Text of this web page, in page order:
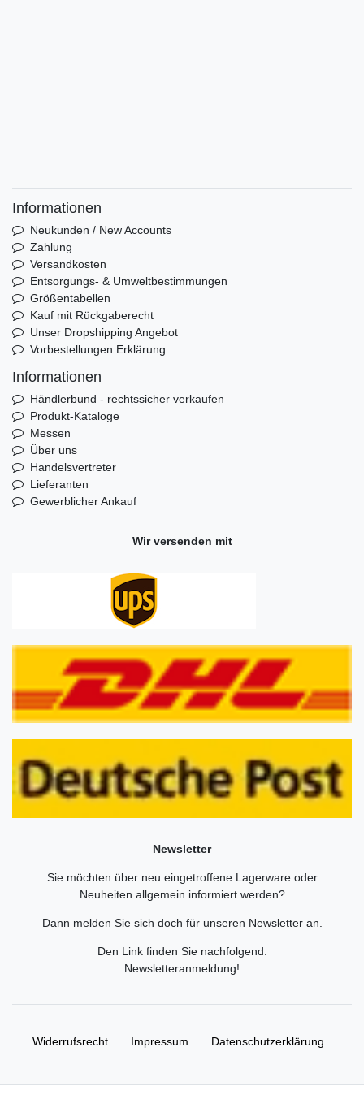
Informationen
Neukunden / New Accounts
Zahlung
Versandkosten
Entsorgungs- & Umweltbestimmungen
Größentabellen
Kauf mit Rückgaberecht
Unser Dropshipping Angebot
Vorbestellungen Erklärung
Informationen
Händlerbund - rechtssicher verkaufen
Produkt-Kataloge
Messen
Über uns
Handelsvertreter
Lieferanten
Gewerblicher Ankauf
Wir versenden mit
Newsletter
Sie möchten über neu eingetroffene Lagerware oder
Neuheiten allgemein informiert werden?
Dann melden Sie sich doch für unseren Newsletter an.
Den Link finden Sie nachfolgend:
Newsletteranmeldung!
Widerrufs­recht Impressum Daten­schutz­erklärung